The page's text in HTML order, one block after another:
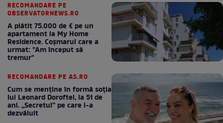
RECOMANDARE PE
OBSERVATORNEWS.RO
A plătit 75.000 de € pe un
apartament la My Home
Residence. Coşmarul care a
urmat: "Am început să
tremur"
RECOMANDARE PE AS.RO
Cum se menţine în formă soţia
lui Leonard Doroftei, la 51 de
ani. „Secretul” pe care l-a
dezvăluit